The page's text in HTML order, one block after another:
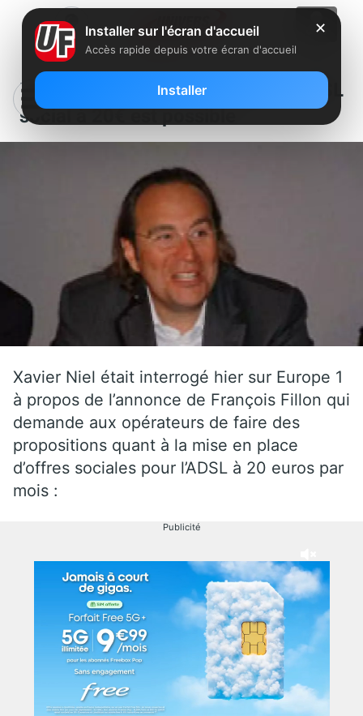
Free estime que le forfait ADSL
social à 20€ est possible
Xavier Niel était interrogé hier sur Europe 1
à propos de l’annonce de François Fillon qui
demande aux opérateurs de faire des
propositions quant à la mise en place
d’offres sociales pour l’ADSL à 20 euros par
mois :
Publicité
✕
Installer sur l'écran d'accueil
Accès rapide depuis votre écran d'accueil
Installer